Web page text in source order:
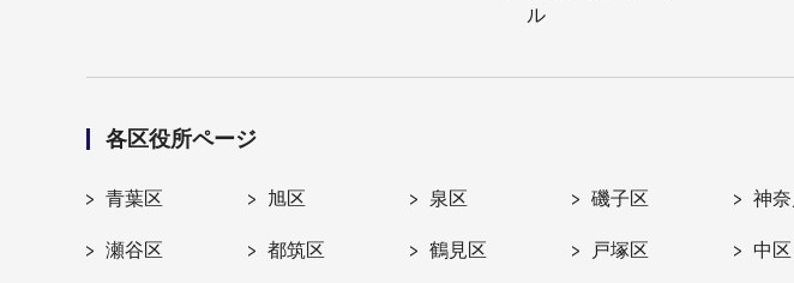
ル
各区役所ページ
青葉区 旭区 泉区 磯子区 神
瀬谷区 都筑区 鶴見区 戸塚区 中区